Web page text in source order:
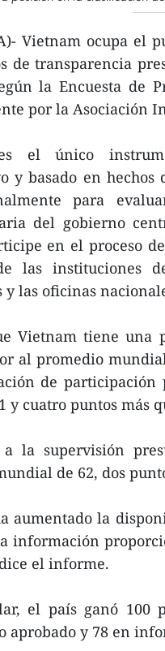
Vietnam ocupa el
de transparencia
la Encuesta de
por la Asociación
el único
y basado en
para
del gobierno
en el proceso
las instituciones
y las oficinas
Vietnam tiene una
al promedio
de participación
y cuatro puntos más
la supervisión
de 62, dos
aumentado la
información
el informe.
el país ganó 100
aprobado y 78 en